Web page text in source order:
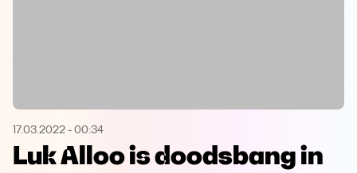
Microsoft Edge Download
17.03.2022 - 00:34
Luk Alloo is doodsbang in